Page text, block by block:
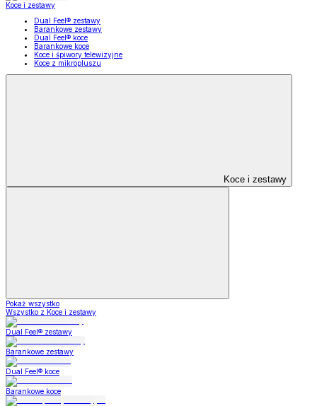
Koce i zestawy
Dual Feel® zestawy
Barankowe zestawy
Dual Feel® koce
Barankowe koce
Koce i śpiwory telewizyjne
Koce z mikropluszu
Koce i zestawy
Pokaż wszystko
Wszystko z Koce i zestawy
Dual Feel® zestawy
Barankowe zestawy
Dual Feel® koce
Barankowe koce